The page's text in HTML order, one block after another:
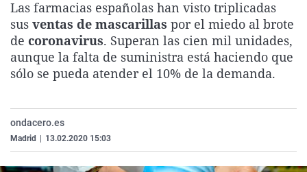
La rosa de los vientos
Gente viajera
Como el perro y el
Caso
Retornados
Equipo de
Extremadura
Galicia
La Rioja
País Vasco
Virales
Televisión
Elecciones
Las farmacias españolas han visto triplicadas
sus ventas de mascarillas por el miedo al brote
de coronavirus. Superan las cien mil unidades,
aunque la falta de suministra está haciendo que
sólo se pueda atender el 10% de la demanda.
ondacero.es
Madrid 13.02.2020 15:03